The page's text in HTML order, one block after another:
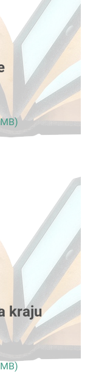
kraju